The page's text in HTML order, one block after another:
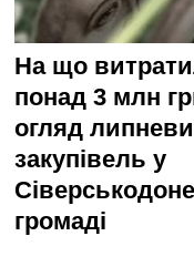
На що
понад 3 млн
огляд
закупівель у
громаді